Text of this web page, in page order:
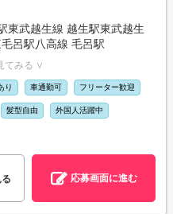
東武越生線 越生駅東武越生
呂駅八高線 毛呂駅
てみる ∨
り 車通勤可 フリーター歓迎
髪型自由 外国人活躍中
応募画面に進む